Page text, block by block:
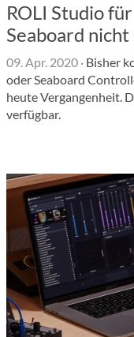
ROLI Studio
Seaboard
09. Apr. 2020 · Bisher
oder Seaboard
heute Vergangenheit.
verfügbar.